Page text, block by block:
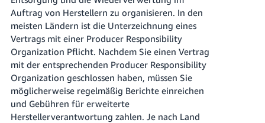
Auftrag von Herstellern zu organisieren. In den
meisten Ländern ist die Unterzeichnung eines
Vertrags mit einer Producer Responsibility
Organization Pflicht. Nachdem Sie einen Vertrag
mit der entsprechenden Producer Responsibility
Organization geschlossen haben, müssen Sie
möglicherweise regelmäßig Berichte einreichen
und Gebühren für erweiterte
Herstellerverantwortung zahlen. Je nach Land